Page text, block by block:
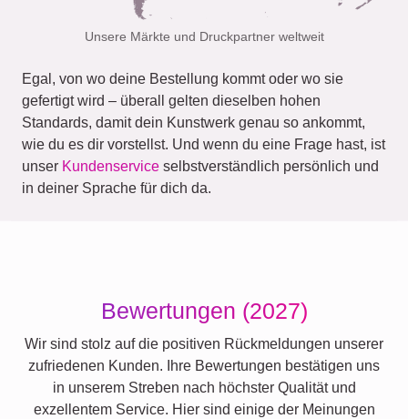
Unsere Märkte und Druckpartner weltweit
Egal, von wo deine Bestellung kommt oder wo sie
gefertigt wird – überall gelten dieselben hohen
Standards, damit dein Kunstwerk genau so ankommt,
wie du es dir vorstellst. Und wenn du eine Frage hast, ist
unser Kundenservice selbstverständlich persönlich und
in deiner Sprache für dich da.
Bewertungen (2027)
Wir sind stolz auf die positiven Rückmeldungen unserer
zufriedenen Kunden. Ihre Bewertungen bestätigen uns
in unserem Streben nach höchster Qualität und
exzellentem Service. Hier sind einige der Meinungen